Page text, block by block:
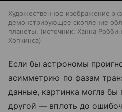
Художественное изображение
демонстрирующее скопление
планеты.
источник: Ханна
Хопкинса
Если бы астрономы
асимметрию по фазам
данные, картинка могла бы
другой — вплоть до